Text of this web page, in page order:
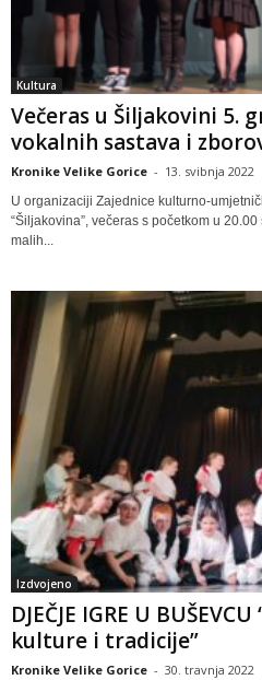
Kultura
Večeras u Šiljakovini 5.
vokalnih sastava i
Kronike Velike Gorice - 13. svibnja 2022
U organizaciji Zajednice kulturno-
“Šiljakovina”, večeras s početkom u
malih...
Izdvojeno
DJEČJE IGRE U
kulture i tradicije”
Kronike Velike Gorice - 30. travnja 2022